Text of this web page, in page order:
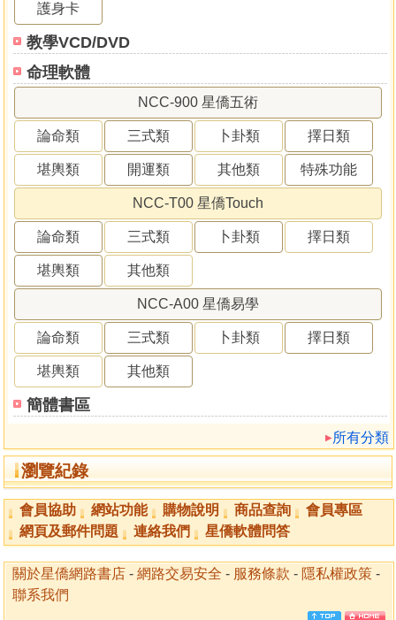
護身卡
教學VCD/DVD
命理軟體
NCC-900 星僑五術
論命類 三式類 卜卦類 擇日類
堪輿類 開運類 其他類 特殊功能
NCC-T00 星僑Touch
論命類 三式類 卜卦類 擇日類
堪輿類 其他類
NCC-A00 星僑易學
論命類 三式類 卜卦類 擇日類
堪輿類 其他類
簡體書區
所有分類
瀏覽紀錄
會員協助 網站功能 購物說明 商品查詢
會員專區
網頁及郵件問題
連絡我們 星僑軟體問答
關於星僑網路書店 - 網路交易安全 - 服務條款 - 隱私權政策 -
聯系我們